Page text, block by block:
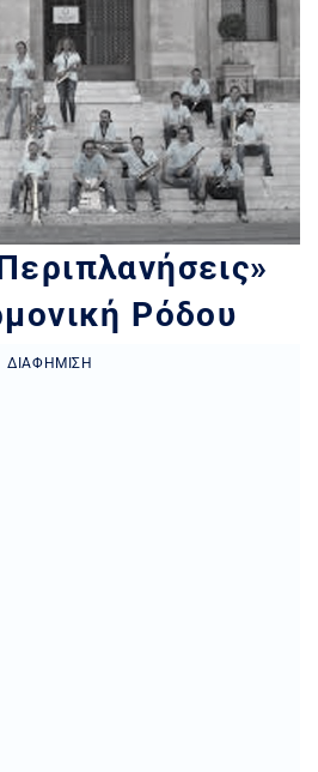
Ρόδου
ΔΙΑΦΉΜΙΣΗ